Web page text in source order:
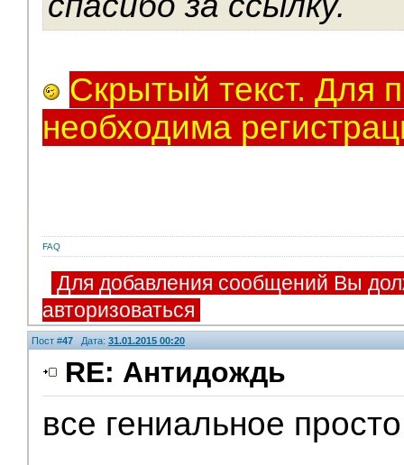
Скрытый текст. Для
необходима
FAQ
Для добавления сообщений Вы
авторизоваться
Пост #47 Дата: 31.01.2015 00:20
RE: Антидождь
все гениальное
V.I.P.